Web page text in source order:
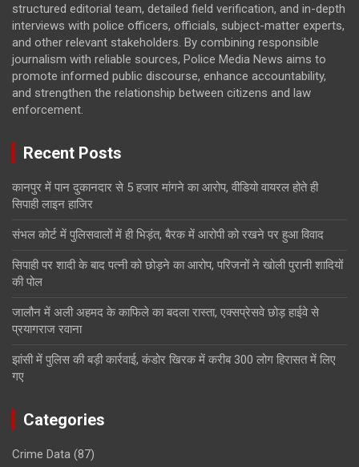
structured editorial team, detailed field verification, and in-depth
interviews with police officers, officials, subject-matter experts,
and other relevant stakeholders. By combining responsible
journalism with reliable sources, Police Media News aims to
promote informed public discourse, enhance accountability,
and strengthen the relationship between citizens and law
enforcement.
Recent Posts
कानपुर में पान दुकानदार से 5 हजार मांगने का आरोप, वीडियो वायरल होते ही
सिपाही लाइन हाजिर
संभल कोर्ट में पुलिसवालों में ही भिड़ंत, बैरक में आरोपी को रखने पर हुआ विवाद
सिपाही पर शादी के बाद पत्नी को छोड़ने का आरोप, परिजनों ने खोली पुरानी शादियों
की पोल
जालौन में अली अहमद के काफिले का बदला रास्ता, एक्सप्रेसवे छोड़ हाईवे से
प्रयागराज रवाना
झांसी में पुलिस की बड़ी कार्रवाई, कंडोर खिरक में करीब 300 लोग हिरासत में लिए
गए
Categories
Crime Data (87)